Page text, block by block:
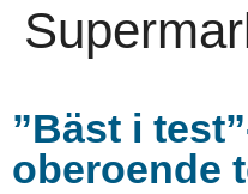
”Bäst i
oberoende